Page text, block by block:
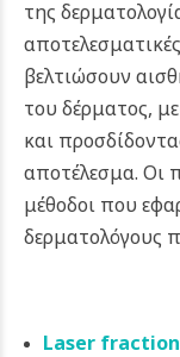
της
βελτιώσουν
του δέρματος,
και
αποτέλεσμα. Οι
μέθοδοι που
δερματολόγους
Laser